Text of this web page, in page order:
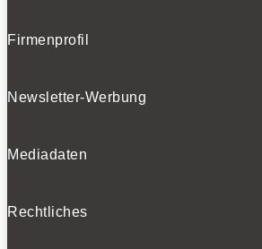
Firmenprofil
Newsletter-Werbung
Mediadaten
Rechtliches